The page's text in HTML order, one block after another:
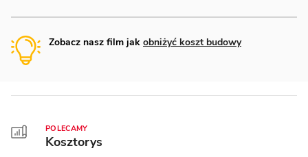
Zobacz nasz film jak obniżyć koszt budowy
POLECAMY
Kosztorys